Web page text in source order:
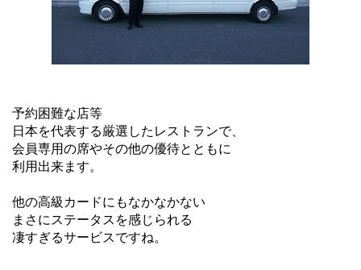
予約困難な店等
日本を代表する厳選したレストランで、
会員専用の席やその他の優待とともに
利用出来ます。
他の高級カードにもなかなかない
まさにステータスを感じられる
凄すぎるサービスですね。